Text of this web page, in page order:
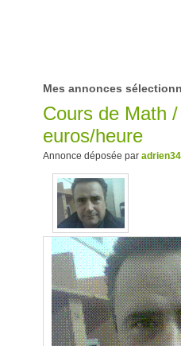
Mes annonces
Cours de Math
euros/heure
Annonce déposée par adrien34